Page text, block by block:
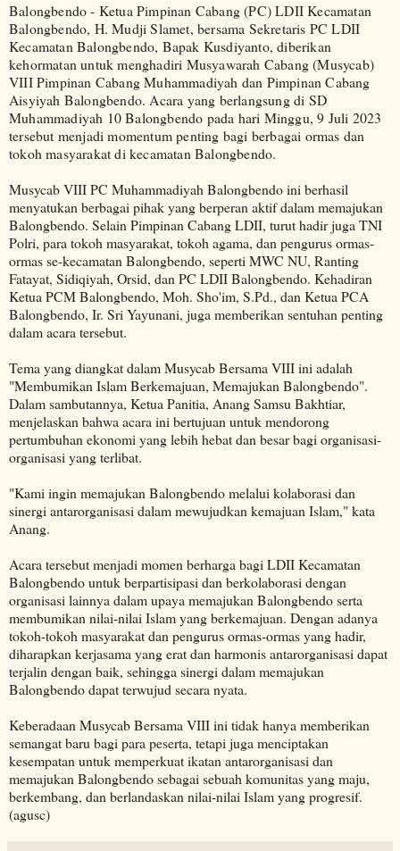
Balongbendo - Ketua Pimpinan Cabang (PC) LDII Kecamatan
Balongbendo, H. Mudji Slamet, bersama Sekretaris PC LDII
Kecamatan Balongbendo, Bapak Kusdiyanto, diberikan
kehormatan untuk menghadiri Musyawarah Cabang (Musycab)
VIII Pimpinan Cabang Muhammadiyah dan Pimpinan Cabang
Aisyiyah Balongbendo. Acara yang berlangsung di SD
Muhammadiyah 10 Balongbendo pada hari Minggu, 9 Juli 2023
tersebut menjadi momentum penting bagi berbagai ormas dan
tokoh masyarakat di kecamatan Balongbendo.
Musycab VIII PC Muhammadiyah Balongbendo ini berhasil
menyatukan berbagai pihak yang berperan aktif dalam memajukan
Balongbendo. Selain Pimpinan Cabang LDII, turut hadir juga TNI
Polri, para tokoh masyarakat, tokoh agama, dan pengurus ormas-
ormas se-kecamatan Balongbendo, seperti MWC NU, Ranting
Fatayat, Sidiqiyah, Orsid, dan PC LDII Balongbendo. Kehadiran
Ketua PCM Balongbendo, Moh. Sho'im, S.Pd., dan Ketua PCA
Balongbendo, Ir. Sri Yayunani, juga memberikan sentuhan penting
dalam acara tersebut.
Tema yang diangkat dalam Musycab Bersama VIII ini adalah
"Membumikan Islam Berkemajuan, Memajukan Balongbendo".
Dalam sambutannya, Ketua Panitia, Anang Samsu Bakhtiar,
menjelaskan bahwa acara ini bertujuan untuk mendorong
pertumbuhan ekonomi yang lebih hebat dan besar bagi organisasi-
organisasi yang terlibat.
"Kami ingin memajukan Balongbendo melalui kolaborasi dan
sinergi antarorganisasi dalam mewujudkan kemajuan Islam," kata
Anang.
Acara tersebut menjadi momen berharga bagi LDII Kecamatan
Balongbendo untuk berpartisipasi dan berkolaborasi dengan
organisasi lainnya dalam upaya memajukan Balongbendo serta
membumikan nilai-nilai Islam yang berkemajuan. Dengan adanya
tokoh-tokoh masyarakat dan pengurus ormas-ormas yang hadir,
diharapkan kerjasama yang erat dan harmonis antarorganisasi dapat
terjalin dengan baik, sehingga sinergi dalam memajukan
Balongbendo dapat terwujud secara nyata.
Keberadaan Musycab Bersama VIII ini tidak hanya memberikan
semangat baru bagi para peserta, tetapi juga menciptakan
kesempatan untuk memperkuat ikatan antarorganisasi dan
memajukan Balongbendo sebagai sebuah komunitas yang maju,
berkembang, dan berlandaskan nilai-nilai Islam yang progresif.
(agusc)